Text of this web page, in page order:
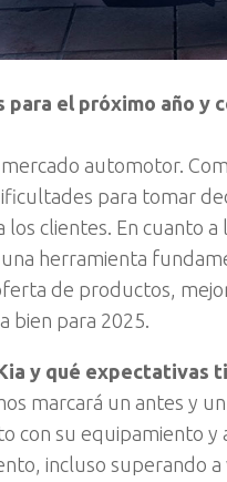
para el próximo año
automotor.
para tomar
los clientes. En cuanto
herramienta
de productos,
bien para 2025.
y qué expectativas
marcará un antes y
con su equipamiento
incluso superando